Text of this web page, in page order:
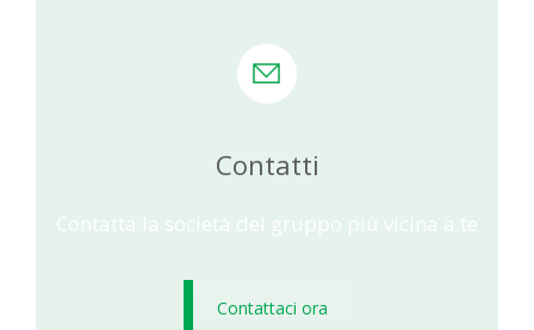
Contatti
Contatta la società del gruppo più vicina a te
Contattaci ora